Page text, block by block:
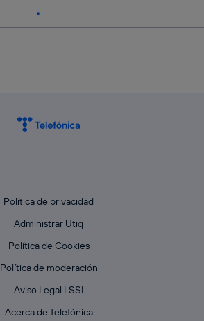
Política de privacidad
Administrar Utiq
Política de Cookies
Política de moderación
Aviso Legal LSSI
Acerca de Telefónica